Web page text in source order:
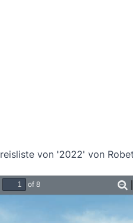
von '2022' von
Next
of 8